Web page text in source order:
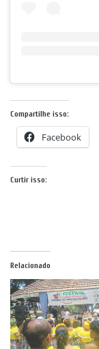
Compartilhe isso:
Facebook
Curtir isso:
Relacionado